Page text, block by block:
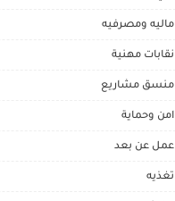
ماليه ومصرفيه
نقابات مهنية
منسق مشاريع
امن وحماية
عمل عن بعد
تغذيه